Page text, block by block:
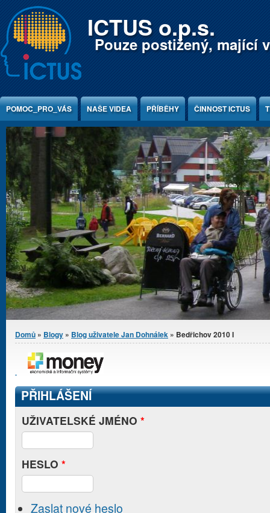
Jump to Content ICTUS o.p.s.
Pouze postižený, mající
POMOC_PRO_VÁS NAŠE VIDEA PŘÍBĚHY ČINNOST ICTUS
Jste zde
Domů » Blogy » Blog uživatele Jan Dohnálek » Bedřichov 2010 I
PŘIHLÁŠENÍ
UŽIVATELSKÉ JMÉNO *
HESLO *
Zaslat nové heslo